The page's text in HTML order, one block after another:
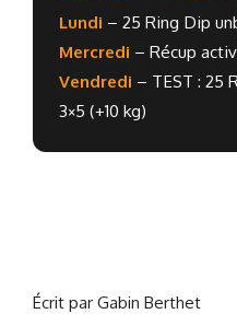
Lundi – 25 Ring Dip
Mercredi – Récup
Vendredi – TEST : 25
3×5 (+10 kg)
Écrit par Gabin Berthet